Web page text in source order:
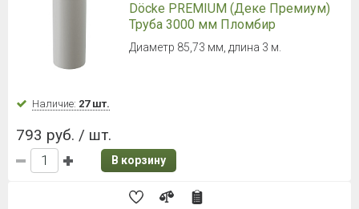
Döcke PREMIUM (Деке Премиум)
Труба 3000 мм Пломбир
Диаметр 85,73 мм, длина 3 м.
Наличие: 27 шт.
793 руб. / шт.
В корзину